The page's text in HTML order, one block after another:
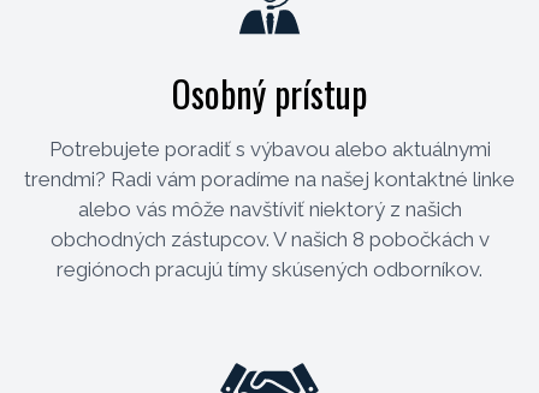
Osobný prístup
Potrebujete poradiť s výbavou alebo aktuálnymi
trendmi? Radi vám poradíme na našej kontaktné linke
alebo vás môže navštíviť niektorý z našich
obchodných zástupcov. V našich 8 pobočkách v
regiónoch pracujú tímy skúsených odborníkov.